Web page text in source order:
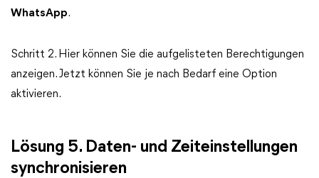
WhatsApp.
Schritt 2. Hier können Sie die aufgelisteten Berechtigungen
anzeigen. Jetzt können Sie je nach Bedarf eine Option
aktivieren.
Lösung 5. Daten- und Zeiteinstellungen
synchronisieren